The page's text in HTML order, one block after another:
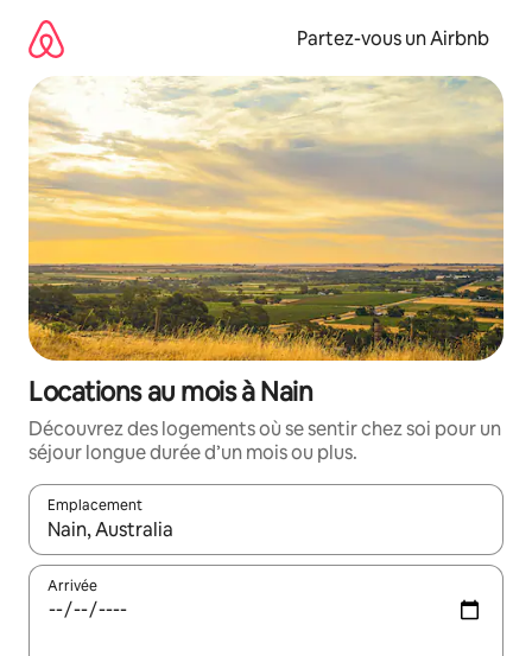
directement
contenu
Partez-vous un Airbnb
Locations au mois à Nain
Découvrez des logements où se sentir chez soi pour un
séjour longue durée d’un mois ou plus.
Emplacement
Quand les résultats sont affichés, parcourez-les en utilisant
Arrivée